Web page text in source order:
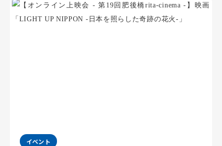
イベント